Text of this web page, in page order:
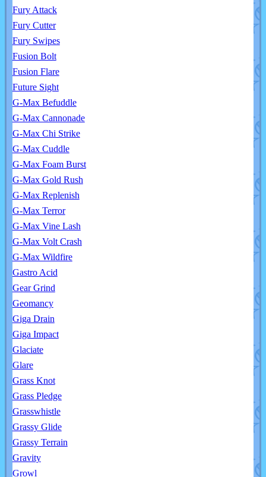
Fury Attack
Fury Cutter
Fury Swipes
Fusion Bolt
Fusion Flare
Future Sight
G-Max Befuddle
G-Max Cannonade
G-Max Chi Strike
G-Max Cuddle
G-Max Foam Burst
G-Max Gold Rush
G-Max Replenish
G-Max Terror
G-Max Vine Lash
G-Max Volt Crash
G-Max Wildfire
Gastro Acid
Gear Grind
Geomancy
Giga Drain
Giga Impact
Glaciate
Glare
Grass Knot
Grass Pledge
Grasswhistle
Grassy Glide
Grassy Terrain
Gravity
Growl